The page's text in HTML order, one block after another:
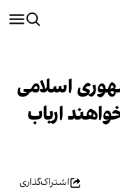
اسلامی
ارباب
اشتراک‌گذاری